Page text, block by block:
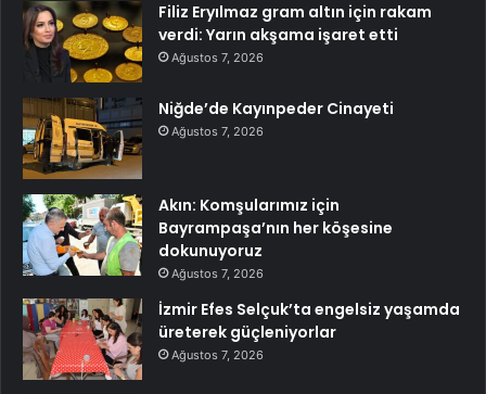
Filiz Eryılmaz gram altın için rakam
verdi: Yarın akşama işaret etti
Ağustos 7, 2026
Niğde’de Kayınpeder Cinayeti
Ağustos 7, 2026
Akın: Komşularımız için
Bayrampaşa’nın her köşesine
dokunuyoruz
Ağustos 7, 2026
İzmir Efes Selçuk’ta engelsiz yaşamda
üreterek güçleniyorlar
Ağustos 7, 2026